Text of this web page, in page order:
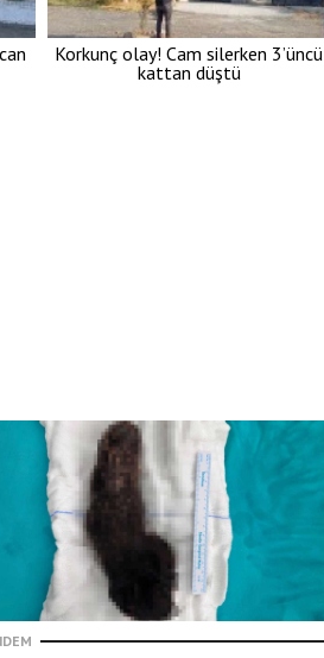
Korkunç olay! Cam silerken 3’üncü
kattan düştü